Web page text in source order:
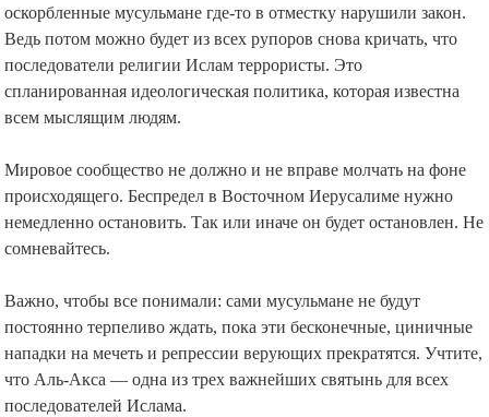
оскорбленные мусульмане где-то в отместку нарушили закон.
Ведь потом можно будет из всех рупоров снова кричать, что
последователи религии Ислам террористы. Это
спланированная идеологическая политика, которая известна
всем мыслящим людям.
Мировое сообщество не должно и не вправе молчать на фоне
происходящего. Беспредел в Восточном Иерусалиме нужно
немедленно остановить. Так или иначе он будет остановлен. Не
сомневайтесь.
Важно, чтобы все понимали: сами мусульмане не будут
постоянно терпеливо ждать, пока эти бесконечные, циничные
нападки на мечеть и репрессии верующих прекратятся. Учтите,
что Аль-Акса — одна из трех важнейших святынь для всех
последователей Ислама.